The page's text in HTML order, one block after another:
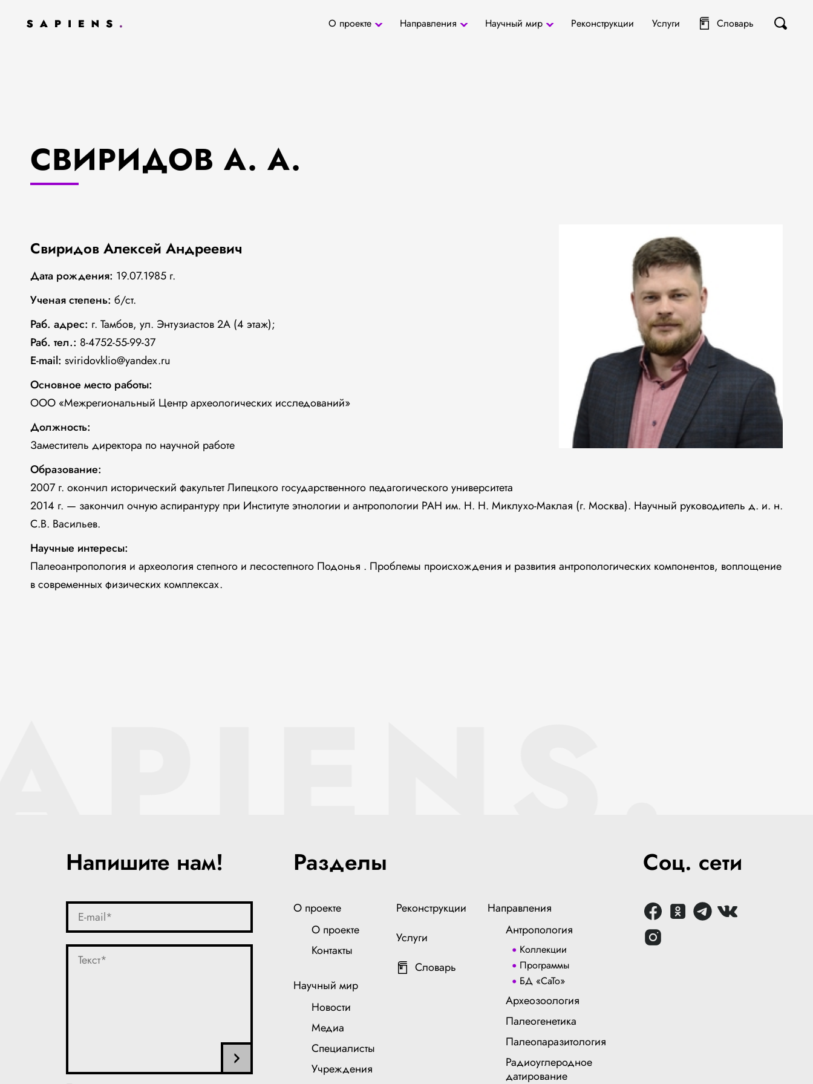
О проекте
Направления
Научный мир
Реконструкции Услуги Словарь
СВИРИДОВ А. А.
Свиридов Алексей Андреевич
Дата рождения: 19.07.1985 г.
Ученая степень: б/ст.
Раб. адрес: г. Тамбов, ул. Энтузиастов 2А (4 этаж);
Раб. тел.: 8-4752-55-99-37
E-mail: sviridovklio@yandex.ru
Основное место работы:
OOO «Межрегиональный Центр археологических исследований»
Должность:
Заместитель директора по научной работе
Образование:
2007 г. окончил исторический факультет Липецкого государственного педагогического университета
2014 г. — закончил очную аспирантуру при Институте этнологии и антропологии РАН им. Н. Н. Миклухо-Маклая (г. Москва). Научный руководитель д. и. н.
С.В. Васильев.
Научные интересы:
Палеоантропология и археология степного и лесостепного Подонья . Проблемы происхождения и развития антропологических компонентов, воплощение
в современных физических комплексах.
Напишите нам! Разделы
О проекте
О проекте
Контакты
Научный мир
Новости
Медиа
Специалисты
Учреждения
Реконструкции
Услуги
Словарь
Направления
Антропология
Коллекции
Программы
БД «СаТо»
Археозоология
Палеогенетика
Палеопаразитология
Радиоуглеродное
датирование
Соц. сети